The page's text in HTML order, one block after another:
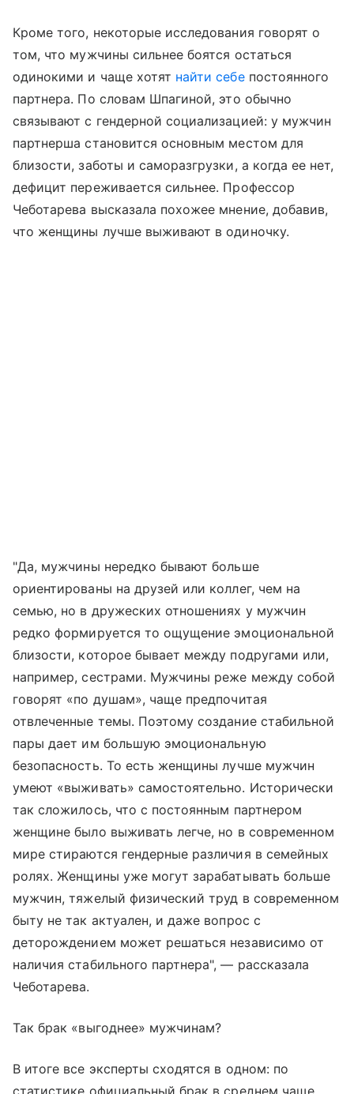
Кроме того, некоторые исследования говорят о
том, что мужчины сильнее боятся остаться
одинокими и чаще хотят найти себепостоянного
партнера. По словам Шпагиной, это обычно
связывают с гендерной социализацией: у мужчин
партнерша становится основным местом для
близости, заботы и саморазгрузки, а когда ее нет,
дефицит переживается сильнее. Профессор
Чеботарева высказала похожее мнение, добавив,
что женщины лучше выживают в одиночку.
"Да, мужчины нередко бывают больше
ориентированы на друзей или коллег, чем на
семью, но в дружеских отношениях у мужчин
редко формируется то ощущение эмоциональной
близости, которое бывает между подругами или,
например, сестрами. Мужчины реже между собой
говорят «по душам», чаще предпочитая
отвлеченные темы. Поэтому создание стабильной
пары дает им большую эмоциональную
безопасность. То есть женщины лучше мужчин
умеют «выживать» самостоятельно. Исторически
так сложилось, что с постоянным партнером
женщине было выживать легче, но в современном
мире стираются гендерные различия в семейных
ролях. Женщины уже могут зарабатывать больше
мужчин, тяжелый физический труд в современном
быту не так актуален, и даже вопрос с
деторождением может решаться независимо от
наличия стабильного партнера", — рассказала
Чеботарева.
Так брак «выгоднее» мужчинам?
В итоге все эксперты сходятся в одном: по
статистике официальный брак в среднем чаще